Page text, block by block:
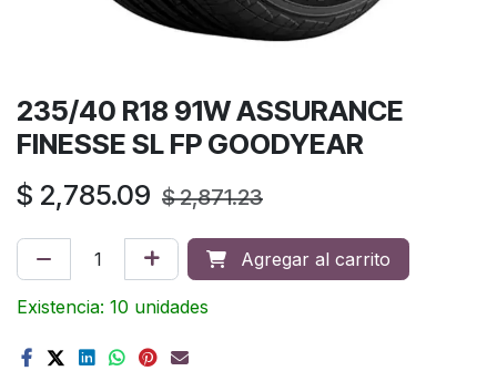
235/40 R18 91W ASSURANCE
FINESSE SL FP GOODYEAR
$ 2,785.09 $2,871.23
Agregar al carrito
Existencia: 10 unidades